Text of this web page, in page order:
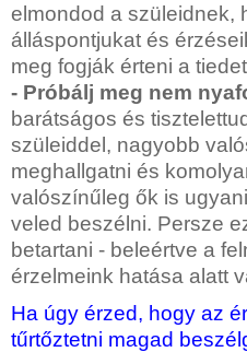
elmondod a szüleidnek,
álláspontjukat és
meg fogják érteni a
- Próbálj meg nem
barátságos és
szüleiddel, nagyobb
meghallgatni és
valószínűleg ők is
veled beszélni. Persze
betartani - beleértve a
érzelmeink hatása alatt
Ha úgy érzed, hogy az
tűrtőztetni magad